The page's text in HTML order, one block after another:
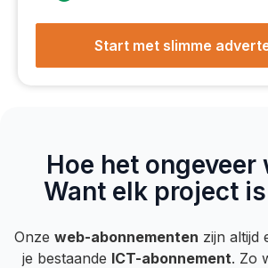
Start met slimme
Hoe het ongeveer
Want elk project
Onze web-abonnementen zijn altijd
je bestaande ICT-abonnement. Zo